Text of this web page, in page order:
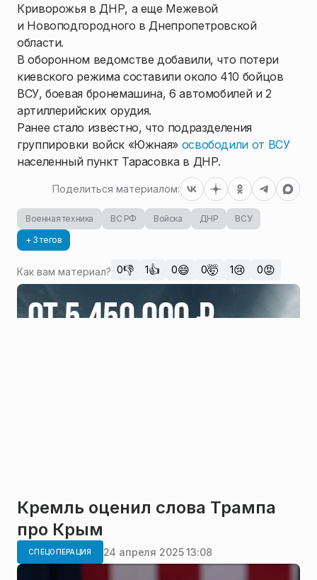
Криворожья в ДНР, а еще Межевой
и Новоподгородного в Днепропетровской
области.
В оборонном ведомстве добавили, что потери
киевского режима составили около 410 бойцов
ВСУ, боевая бронемашина, 6 автомобилей и 2
артиллерийских орудия.
Ранее стало известно, что подразделения
группировки войск «Южная» освободили от ВСУ
населенный пункт Тарасовка в ДНР.
Поделиться материалом:
Военная техника ВС РФ Войска ДНР
ВСУ
+ 3 тегов
Как вам материал? 0👎 1👍 0😄 0🤯 1😢 0😡
Кремль оценил слова Трампа
про Крым
СПЕЦОПЕРАЦИЯ 24 апреля 2025 13:08